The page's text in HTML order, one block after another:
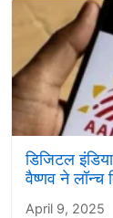
डिजिटल
वैष्णव ने लॉन्च
April 9, 2025